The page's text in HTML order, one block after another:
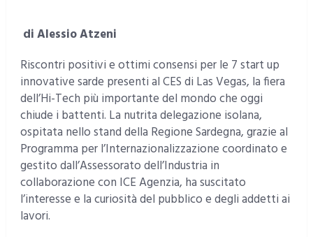
di Alessio Atzeni
Riscontri positivi e ottimi consensi per le 7 start up
innovative sarde presenti al CES di Las Vegas, la fiera
dell’Hi-Tech più importante del mondo che oggi
chiude i battenti. La nutrita delegazione isolana,
ospitata nello stand della Regione Sardegna, grazie al
Programma per l’Internazionalizzazione coordinato e
gestito dall’Assessorato dell’Industria in
collaborazione con ICE Agenzia, ha suscitato
l’interesse e la curiosità del pubblico e degli addetti ai
lavori.